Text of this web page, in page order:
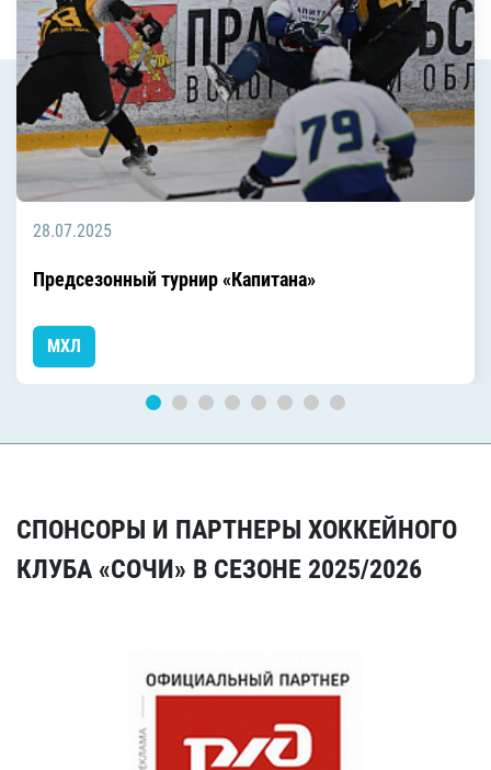
28.07.2025
Предсезонный турнир «Капитана»
МХЛ
СПОНСОРЫ И ПАРТНЕРЫ ХОККЕЙНОГО
КЛУБА «СОЧИ» В СЕЗОНЕ 2025/2026